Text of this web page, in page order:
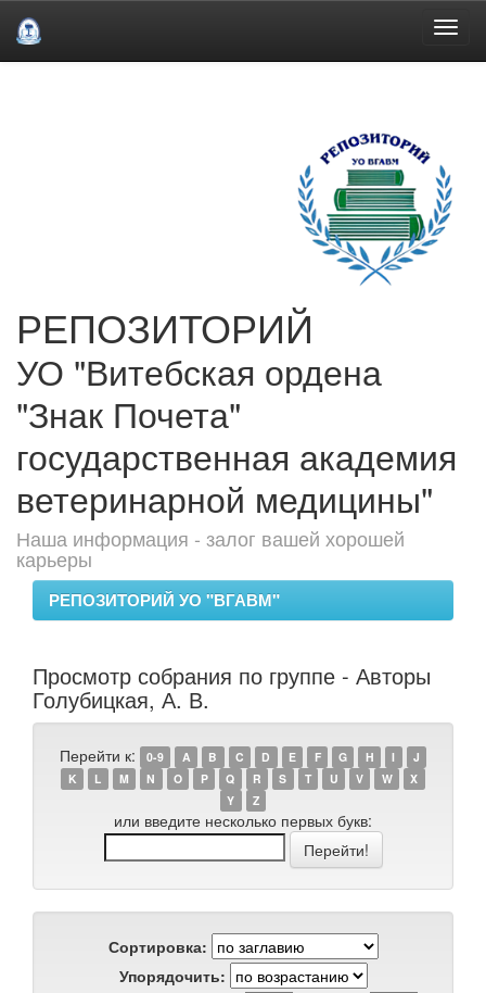
РЕПОЗИТОРИЙ
УО "Витебская ордена
"Знак Почета"
государственная академия
ветеринарной медицины"
Наша информация - залог вашей хорошей
карьеры
РЕПОЗИТОРИЙ УО "ВГАВМ"
Просмотр собрания по группе - Авторы
Голубицкая, А. В.
Перейти к: 0-9 A B C D E F G H I
J
K
L M N O P Q R S T U V W
X
Y
Z
или введите несколько первых букв:
Сортировка:
Упорядочить: